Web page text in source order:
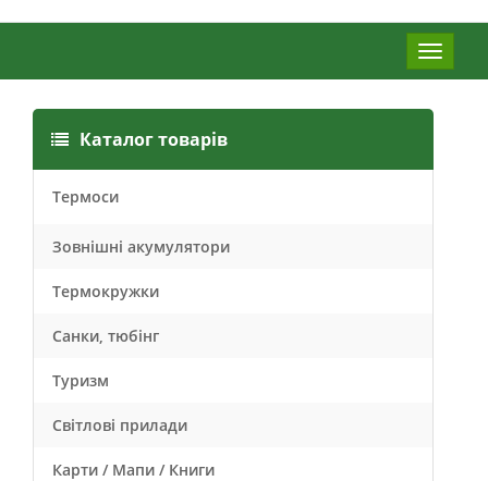
Меню
Каталог товарів
Термоси
Зовнішні акумулятори
Термокружки
Санки, тюбінг
Туризм
Світлові прилади
Карти / Мапи / Книги